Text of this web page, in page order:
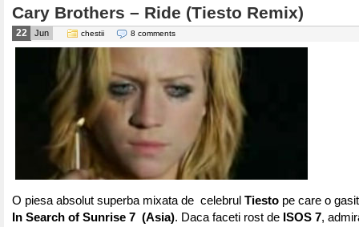
Cary Brothers – Ride (Tiesto Remix)
22 Jun chestii 8 comments
O piesa absolut superba mixata de celebrul Tiesto pe care o
In Search of Sunrise 7 (Asia). Daca faceti rost de ISOS 7,